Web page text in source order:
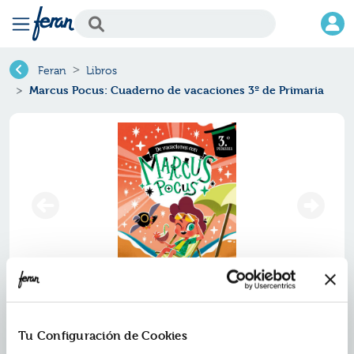
Tu Configuración de Cookies
Feran Libros
Marcus Pocus: Cuaderno de vacaciones 3º de Primaria
Marcus pocus: cuaderno de
vacaciones 3º de primaria